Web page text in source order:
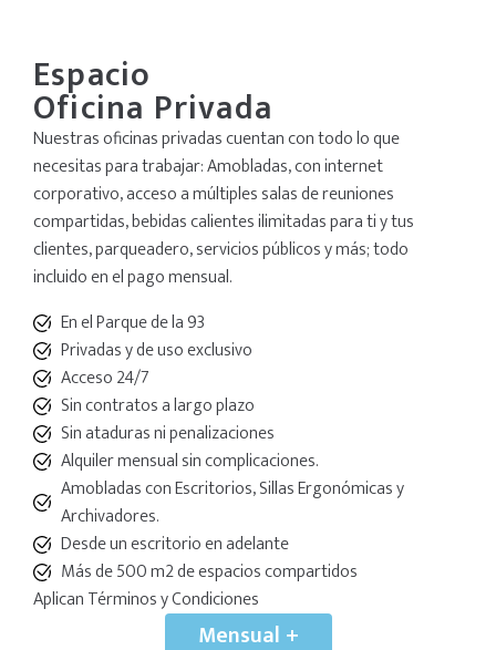
Espacio
Oficina Privada
Nuestras oficinas privadas cuentan con todo lo que
necesitas para trabajar: Amobladas, con internet
corporativo, acceso a múltiples salas de reuniones
compartidas, bebidas calientes ilimitadas para ti y tus
clientes, parqueadero, servicios públicos y más; todo
incluido en el pago mensual.
En el Parque de la 93
Privadas y de uso exclusivo
Acceso 24/7
Sin contratos a largo plazo
Sin ataduras ni penalizaciones
Alquiler mensual sin complicaciones.
Amobladas con Escritorios, Sillas Ergonómicas y
Archivadores.
Desde un escritorio en adelante
Más de 500 m2 de espacios compartidos
Aplican Términos y Condiciones
Mensual +